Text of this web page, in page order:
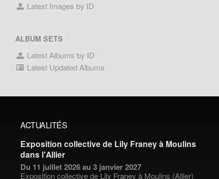
Latest Images by ID
ALBUM SETS
Latest Albums by ID
Latest Updated Albums
ACTUALITÉS
Exposition collective de Lily Franey à Moulins
dans l'Allier
Du 11 juillet 2026 au 3 janvier 2027
Exposition collective de Lily Franey à Moulins (Allier)